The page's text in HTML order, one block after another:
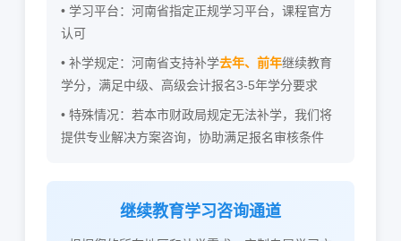
• 学习平台：河南省指定正规学习平台，课程官方
认可
• 补学规定：河南省支持补学去年、前年继续教育
学分，满足中级、高级会计报名3-5年学分要求
• 特殊情况：若本市财政局规定无法补学，我们将
提供专业解决方案咨询，协助满足报名审核条件
继续教育学习咨询通道